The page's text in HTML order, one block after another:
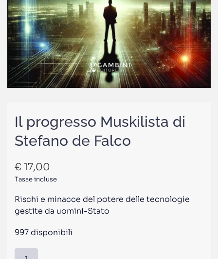
Il progresso Muskilista di
Stefano de Falco
€ 17,00
Tasse incluse
Rischi e minacce del potere delle tecnologie
gestite da uomini-Stato
997 disponibili